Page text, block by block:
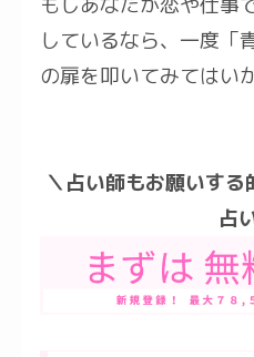
しているなら、一度「
の扉を叩いてみてはい
＼占い師もお願いす
占